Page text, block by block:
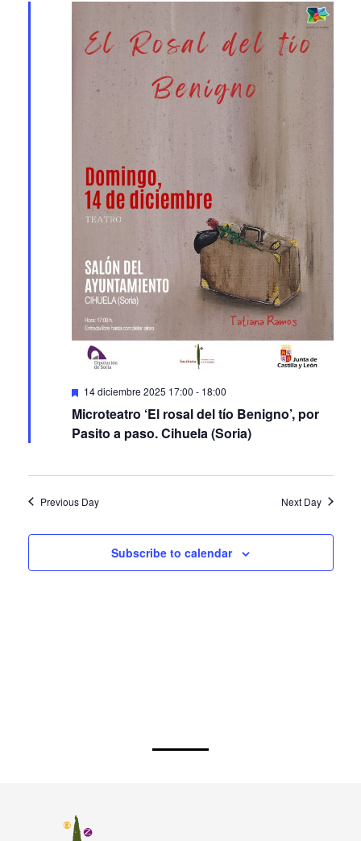
Featured
14 diciembre 2025 17:00 -
Microteatro ‘El rosal del tío Benigno’, por
Pasito a paso. Cihuela (Soria)
Previous Day Next Day